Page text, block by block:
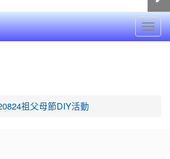
祖父母節DIY活動